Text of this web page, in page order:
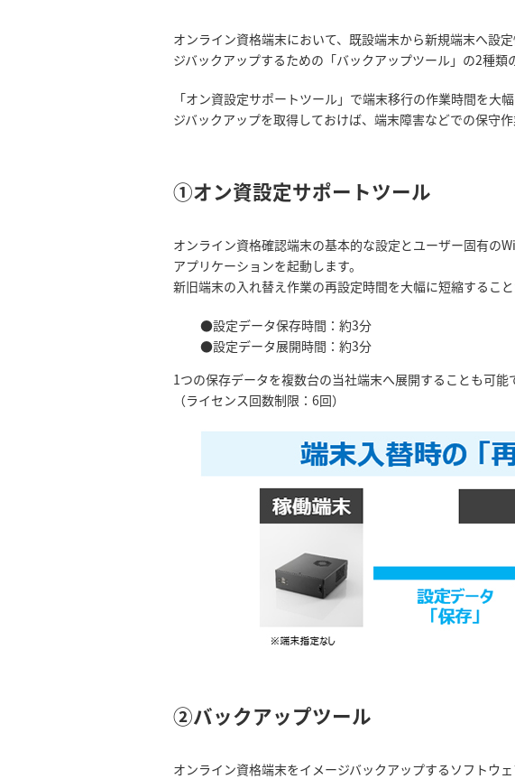
オンライン資格端末において、既設端末から新規端末へ設
ジバックアップするための「バックアップツール」の2種類
「オン資設定サポートツール」で端末移行の作業時間を
ジバックアップを取得しておけば、端末障害などでの保守
①オン資設定サポートツール
オンライン資格確認端末の基本的な設定とユーザー固有の
アプリケーションを起動します。
新旧端末の入れ替え作業の再設定時間を大幅に短縮すること
●設定データ保存時間：約3分
●設定データ展開時間：約3分
1つの保存データを複数台の当社端末へ展開することも可能
（ライセンス回数制限：6回）
②バックアップツール
オンライン資格端末をイメージバックアップするソフトウェ